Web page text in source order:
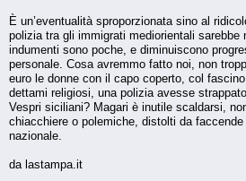
È un’eventualità sproporzionata sino al
polizia tra gli immigrati mediorientali
indumenti sono poche, e diminuiscono
personale. Cosa avremmo fatto noi, non
euro le donne con il capo coperto, col
dettami religiosi, una polizia avesse
Vespri siciliani? Magari è inutile scaldarsi,
chiacchiere o polemiche, distolti da
nazionale.
da lastampa.it